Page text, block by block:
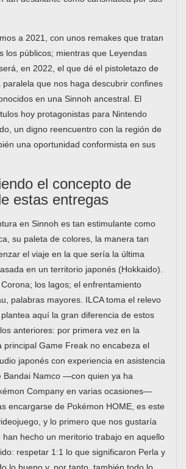
a 2021, con unos remakes que tratan
los públicos; mientras que Leyendas
en 2022, el que dé el pistoletazo de
que nos haga descubrir confines
en una Sinnoh ancestral. El
hoy protagonistas para Nintendo
un digno reencuentro con la región de
una oportunidad conformista en sus
el concepto de
estas entregas
en Sinnoh es tan estimulante como
su paleta de colores, la manera tan
el viaje en la que sería la última
en un territorio japonés (Hokkaido).
los lagos; el enfrentamiento
palabras mayores. ILCA toma el relevo
aquí la gran diferencia de estos
anteriores: por primera vez en la
principal Game Freak no encabeza el
japonés con experiencia en asistencia
Bandai Namco —con quien ya ha
Company en varias ocasiones—
encargarse de Pokémon HOME, es este
y lo primero que nos gustaría
hecho un meritorio trabajo en aquello
respetar 1:1 lo que significaron Perla y